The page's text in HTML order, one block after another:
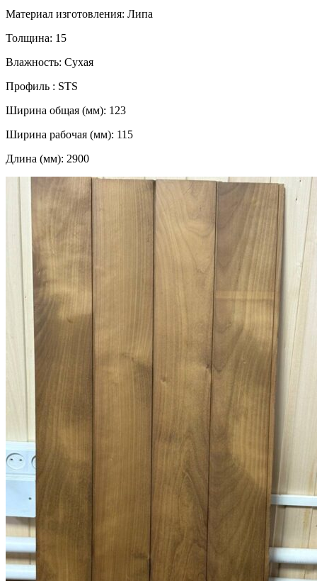
Материал изготовления: Липа
Толщина: 15
Влажность: Сухая
Профиль : STS
Ширина общая (мм): 123
Ширина рабочая (мм): 115
Длина (мм): 2900